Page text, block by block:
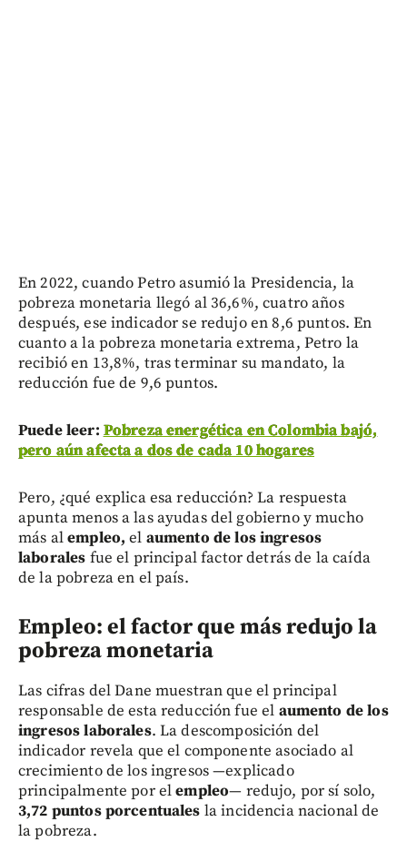
En 2022, cuando Petro asumió la Presidencia, la
pobreza monetaria llegó al 36,6%, cuatro años
después, ese indicador se redujo en 8,6 puntos. En
cuanto a la pobreza monetaria extrema, Petro la
recibió en 13,8%, tras terminar su mandato, la
reducción fue de 9,6 puntos.
Puede leer: Pobreza energética en Colombia bajó,
pero aún afecta a dos de cada 10 hogares
Pero, ¿qué explica esa reducción? La respuesta
apunta menos a las ayudas del gobierno y mucho
más alempleo, el aumento de los ingresos
laborales fue el principal factor detrás de la caída
de la pobreza en el país.
Empleo: el factor que más redujo la
pobreza monetaria
Las cifras del Dane muestran que el principal
responsable de esta reducción fue el aumento de los
ingresos laborales. La descomposición del
indicador revela que el componente asociado al
crecimiento de los ingresos —explicado
principalmente por elempleo— redujo, por sí solo,
3,72 puntos porcentuales la incidencia nacional de
la pobreza.